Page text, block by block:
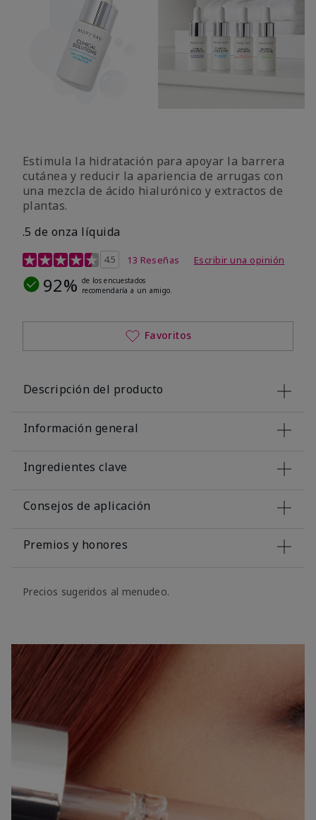
Estimula la hidratación para apoyar la barrera
cutánea y reducir la apariencia de arrugas con
una mezcla de ácido hialurónico y extractos de
plantas.
.5 de onza líquida
Calificación de clientes de 3,2 de 5
4.5 13 Reseñas Escribir una opinión
92% de los encuestados
recomendaría a un amigo.
Favoritos
Descripción del producto
Información general
Ingredientes clave
Consejos de aplicación
Premios y honores
Precios sugeridos al menudeo.